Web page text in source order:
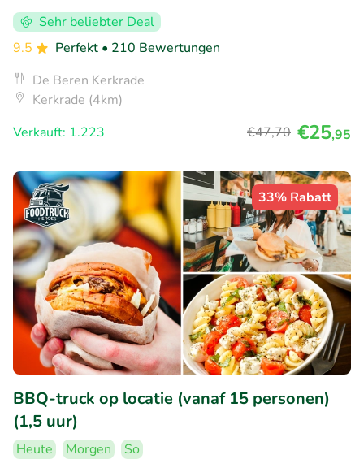
Sehr beliebter Deal
9.5
Perfekt • 210 Bewertungen
De Beren Kerkrade
Kerkrade (4km)
Verkauft: 1.223
€47,70 €25,95
33% Rabatt
BBQ-truck op locatie (vanaf 15 personen)
(1,5 uur)
Heute Morgen
So